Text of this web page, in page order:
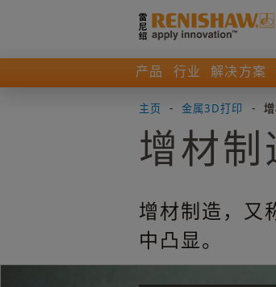
产品 行业 解决方案
主页 - 金属3D打印 -
增材
增材制造，又
中凸显。